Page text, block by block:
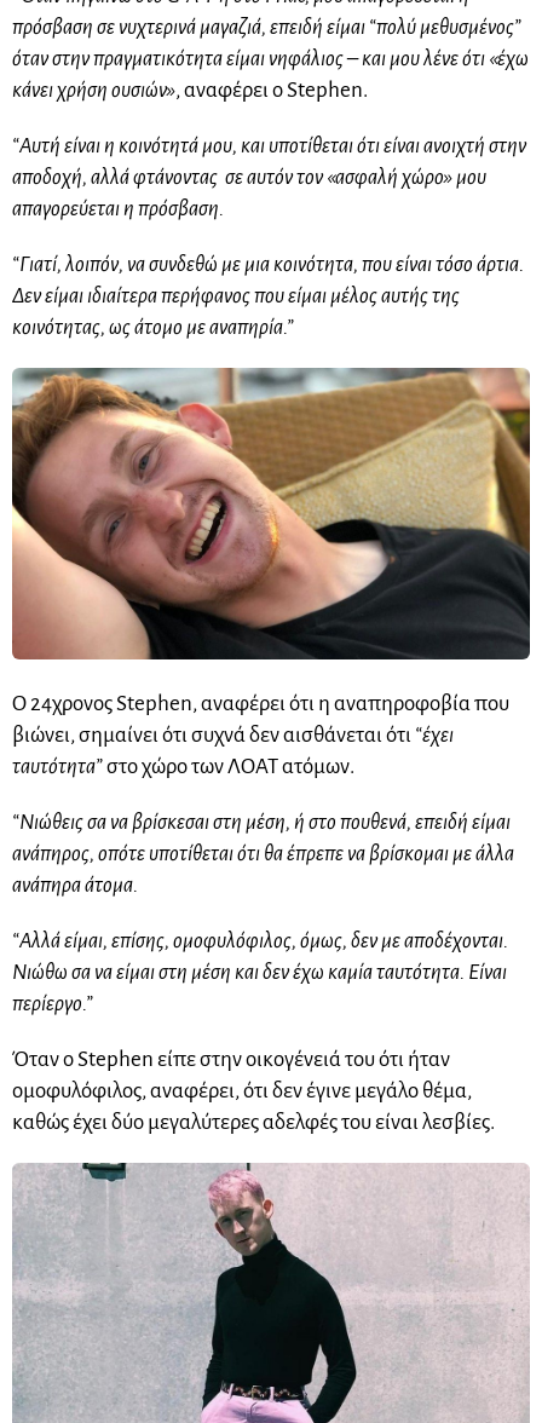
πρόσβαση σε νυχτερινά μαγαζιά, επειδή είμαι “πολύ μεθυσμένος”
όταν στην πραγματικότητα είμαι νηφάλιος – και μου λένε ότι «έχω
κάνει χρήση ουσιών», αναφέρει ο Stephen.
“Αυτή είναι η κοινότητά μου, και υποτίθεται ότι είναι ανοιχτή στην
αποδοχή, αλλά φτάνοντας σε αυτόν τον «ασφαλή χώρο» μου
απαγορεύεται η πρόσβαση.
“Γιατί, λοιπόν, να συνδεθώ με μια κοινότητα, που είναι τόσο άρτια.
Δεν είμαι ιδιαίτερα περήφανος που είμαι μέλος αυτής της
κοινότητας, ως άτομο με αναπηρία.”
Ο 24χρονος Stephen, αναφέρει ότι η αναπηροφοβία που
βιώνει, σημαίνει ότι συχνά δεν αισθάνεται ότι “έχει
ταυτότητα”στο χώρο των ΛΟΑΤ ατόμων.
“Νιώθεις σα να βρίσκεσαι στη μέση, ή στο πουθενά, επειδή είμαι
ανάπηρος, οπότε υποτίθεται ότι θα έπρεπε να βρίσκομαι με άλλα
ανάπηρα άτομα.
“Αλλά είμαι, επίσης, ομοφυλόφιλος, όμως, δεν με αποδέχονται.
Νιώθω σα να είμαι στη μέση και δεν έχω καμία ταυτότητα. Είναι
περίεργο.”
Όταν ο Stephen είπε στην οικογένειά του ότι ήταν
ομοφυλόφιλος, αναφέρει, ότι δεν έγινε μεγάλο θέμα,
καθώς έχει δύο μεγαλύτερες αδελφές του είναι λεσβίες.